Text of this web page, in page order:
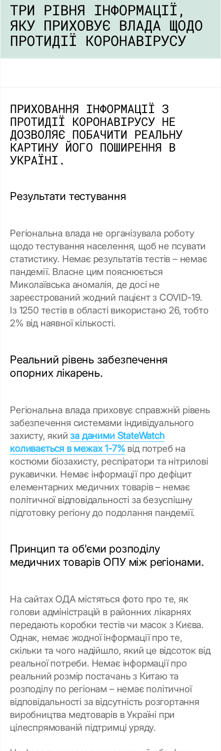
ТРИ РІВНЯ ІНФОРМАЦІЇ,
ЯКУ ПРИХОВУЄ ВЛАДА ЩОДО
ПРОТИДІЇ КОРОНАВІРУСУ
ПРИХОВАННЯ ІНФОРМАЦІЇ З
ПРОТИДІЇ КОРОНАВІРУСУ НЕ
ДОЗВОЛЯЄ ПОБАЧИТИ РЕАЛЬНУ
КАРТИНУ ЙОГО ПОШИРЕННЯ В
УКРАЇНІ.
Результати тестування
Регіональна влада не організувала роботу
щодо тестування населення, щоб не псувати
статистику. Немає результатів тестів – немає
пандемії. Власне цим пояснюється
Миколаївська аномалія, де досі не
зареєстрований жодний пацієнт з COVID-19.
Із 1250 тестів в області використано 26, тобто
2% від наявної кількості.
Реальний рівень забезпечення
опорних лікарень.
Регіональна влада приховує справжній рівень
забезпечення системами індивідуального
захисту, який за даними StateWatch
коливається в межах 1-7%від потреб на
костюми біозахисту, респіратори та нітрилові
рукавички. Немає інформації про дефіцит
елементарних медичних товарів – немає
політичної відповідальності за безуспішну
підготовку регіону до подолання пандемії.
Принцип та об’єми розподілу
медичних товарів ОПУ між регіонами.
На сайтах ОДА містяться фото про те, як
голови адміністрацій в районних лікарнях
передають коробки тестів чи масок з Києва.
Однак, немає жодної інформації про те,
скільки та чого надійшло, який це відсоток від
реальної потреби. Немає інформації про
реальний розмір постачань з Китаю та
розподілу по регіонам – немає політичної
відповідальності за відсутність розгортання
виробництва медтоварів в Україні при
цілеспрямованій підтримці уряду.